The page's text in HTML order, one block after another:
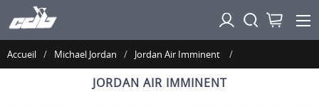
Accueil Michael Jordan Jordan Air Imminent
JORDAN AIR IMMINENT